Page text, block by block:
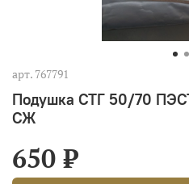
арт. 767791
Подушка СТГ 50/70
СЖ
650 ₽